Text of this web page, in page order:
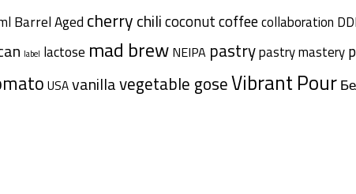
Barrel Aged cherrychilicoconutcoffeecollaboration
label lactose mad brew NEIPA pastrypastry mastery
USAvanillavegetable goseVibrant Pour